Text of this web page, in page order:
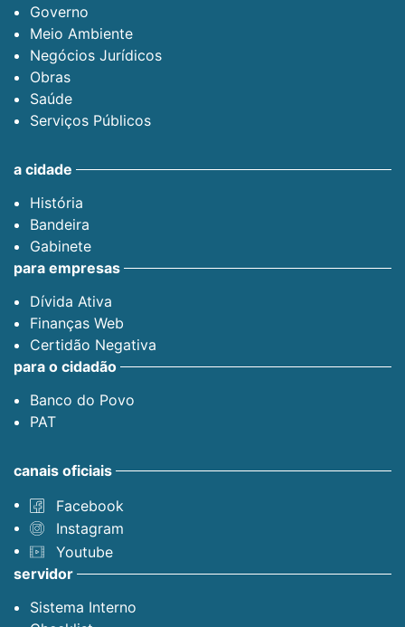
Governo
Meio Ambiente
Negócios Jurídicos
Obras
Saúde
Serviços Públicos
a cidade
História
Bandeira
Gabinete
para empresas
Dívida Ativa
Finanças Web
Certidão Negativa
para o cidadão
Banco do Povo
PAT
canais oficiais
Facebook
Instagram
Youtube
servidor
Sistema Interno